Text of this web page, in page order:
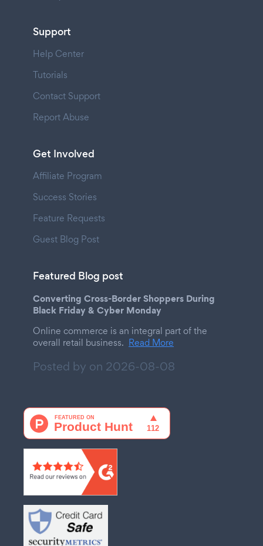
Support
Help Center
Tutorials
Contact Support
Report Abuse
Get Involved
Affiliate Program
Success Stories
Feature Requests
Guest Blog Post
Featured Blog post
Converting Cross-Border Shoppers During
Black Friday & Cyber Monday
Online commerce is an integral part of the
overall retail business. Read More
Posted by on 2026-08-08